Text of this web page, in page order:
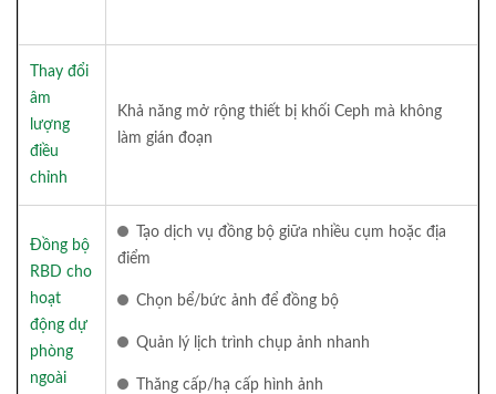
Thay đổi
âm
lượng
điều
chỉnh
Khả năng mở rộng thiết bị khối Ceph mà không
làm gián đoạn
Đồng bộ
RBD cho
hoạt
động dự
phòng
ngoài
Tạo dịch vụ đồng bộ giữa nhiều cụm hoặc địa
điểm
Chọn bể/bức ảnh để đồng bộ
Quản lý lịch trình chụp ảnh nhanh
Thăng cấp/hạ cấp hình ảnh